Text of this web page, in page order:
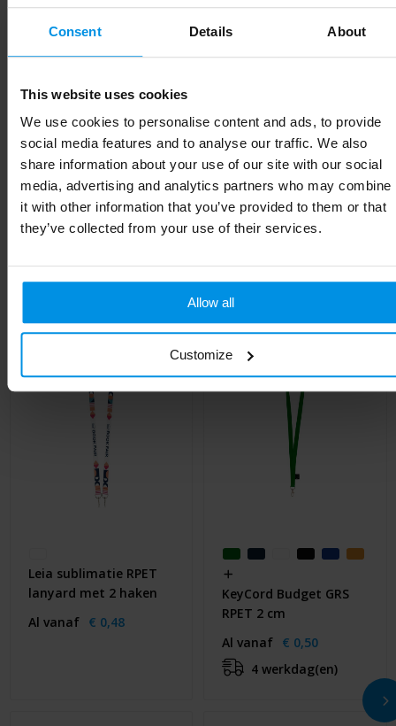
Consent Details About
This website uses cookies
We use cookies to personalise content and ads, to provide
social media features and to analyse our traffic. We also
share information about your use of our site with our social
media, advertising and analytics partners who may combine
it with other information that you’ve provided to them or that
they’ve collected from your use of their services.
Allow all
Customize
EAN-code 8713159548560
Soort 10mm
Breedte 1 cm
Lengte 93 cm
Gerelateerde producten
Leia sublimatie RPET
lanyard met 2 haken
Al vanaf € 0,48
KeyCord Budget GRS
RPET 2 cm
Al vanaf € 0,50
4 werkdag(en)